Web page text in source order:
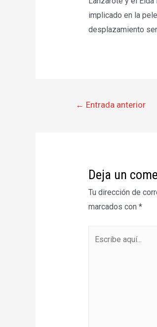
implicado en la
desplazamiento
Navegación
← Entrada anterior
Deja un
Tu dirección de
marcados con *